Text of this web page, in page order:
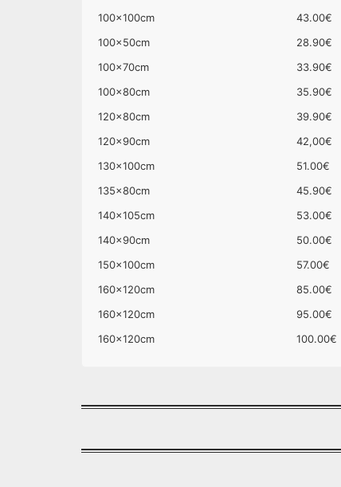
100x100cm
43.00€
100x50cm
28.90€
100x70cm
33.90€
100x80cm
35.90€
120x80cm
39.90€
120x90cm
42,00€
130x100cm
51.00€
135x80cm
45.90€
140x105cm
53.00€
140x90cm
50.00€
150x100cm
57.00€
160x120cm
85.00€
160x120cm
95.00€
160x120cm
100.00€